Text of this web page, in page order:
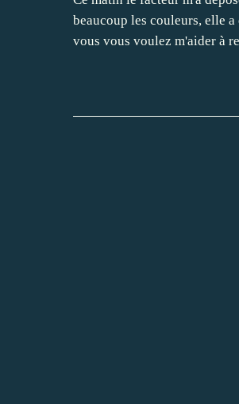
beaucoup les couleurs, elle
vous vous voulez m'aider à